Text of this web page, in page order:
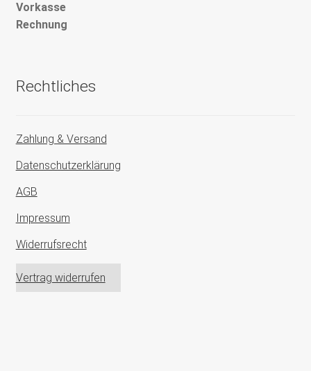
Vorkasse
Rechnung
Rechtliches
Zahlung & Versand
Datenschutzerklärung
AGB
Impressum
Widerrufsrecht
Vertrag widerrufen